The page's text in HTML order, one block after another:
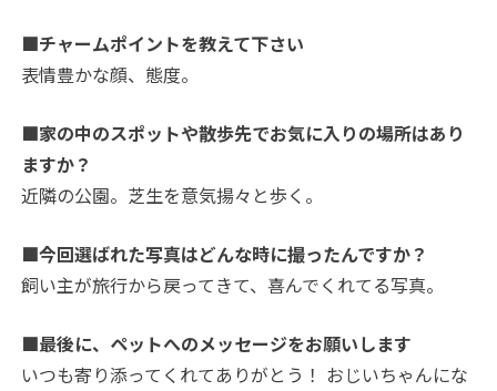
■チャームポイントを教えて下さい
表情豊かな顔、態度。
■家の中のスポットや散歩先でお気に入りの場所はあり
ますか？
近隣の公園。芝生を意気揚々と歩く。
■今回選ばれた写真はどんな時に撮ったんですか？
飼い主が旅行から戻ってきて、喜んでくれてる写真。
■最後に、ペットへのメッセージをお願いします
いつも寄り添ってくれてありがとう！ おじいちゃんにな